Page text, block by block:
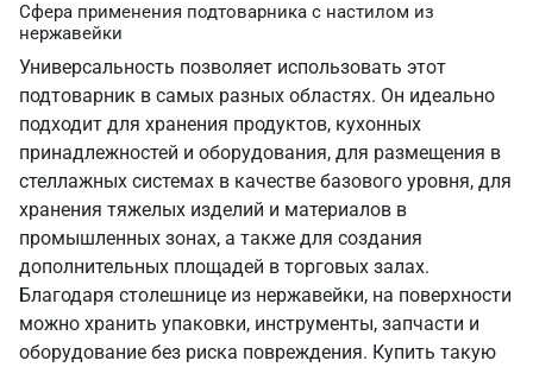
Сфера применения подтоварника с настилом из
нержавейки
Универсальность позволяет использовать этот
подтоварник в самых разных областях. Он идеально
подходит для хранения продуктов, кухонных
принадлежностей и оборудования, для размещения в
стеллажных системах в качестве базового уровня, для
хранения тяжелых изделий и материалов в
промышленных зонах, а также для создания
дополнительных площадей в торговых залах.
Благодаря столешнице из нержавейки, на поверхности
можно хранить упаковки, инструменты, запчасти и
оборудование без риска повреждения. Купить такую